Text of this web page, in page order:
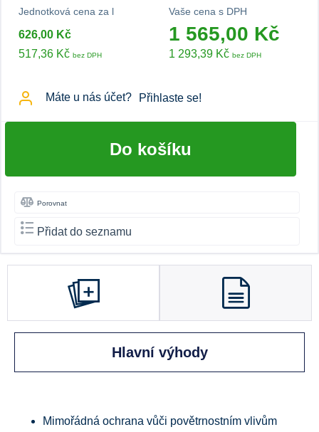
Jednotková cena za l
626,00 Kč
517,36 Kč bez DPH
Vaše cena s DPH
1 565,00 Kč
1 293,39 Kč bez DPH
Máte u nás účet? Přihlaste se!
Do košíku
Porovnat
Přidat do seznamu
Hlavní výhody
Mimořádná ochrana vůči povětrnostním vlivům